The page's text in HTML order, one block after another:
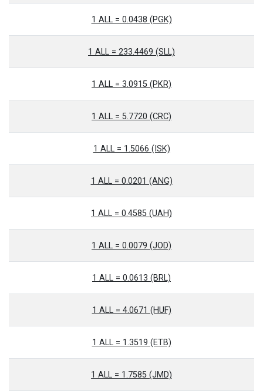
1 ALL = 0.0438 (PGK)
1 ALL = 233.4469 (SLL)
1 ALL = 3.0915 (PKR)
1 ALL = 5.7720 (CRC)
1 ALL = 1.5066 (ISK)
1 ALL = 0.0201 (ANG)
1 ALL = 0.4585 (UAH)
1 ALL = 0.0079 (JOD)
1 ALL = 0.0613 (BRL)
1 ALL = 4.0671 (HUF)
1 ALL = 1.3519 (ETB)
1 ALL = 1.7585 (JMD)